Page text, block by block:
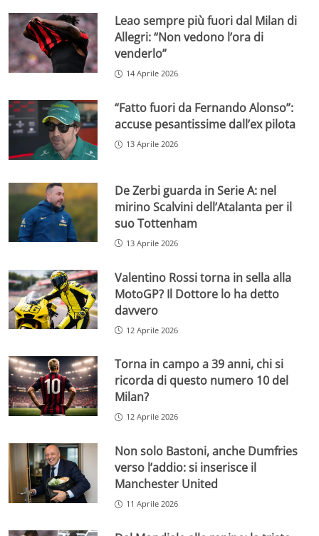
Leao sempre più fuori dal Milan di
Allegri: “Non vedono l’ora di
venderlo”
14 Aprile 2026
“Fatto fuori da Fernando Alonso”:
accuse pesantissime dall’ex pilota
13 Aprile 2026
De Zerbi guarda in Serie A: nel
mirino Scalvini dell’Atalanta per il
suo Tottenham
13 Aprile 2026
Valentino Rossi torna in sella alla
MotoGP? Il Dottore lo ha detto
davvero
12 Aprile 2026
Torna in campo a 39 anni, chi si
ricorda di questo numero 10 del
Milan?
12 Aprile 2026
Non solo Bastoni, anche Dumfries
verso l’addio: si inserisce il
Manchester United
11 Aprile 2026